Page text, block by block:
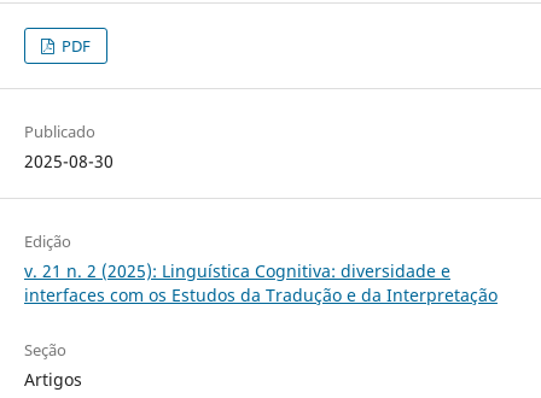
PDF
Publicado
2025-08-30
Edição
v. 21 n. 2 (2025): Linguística Cognitiva: diversidade e
interfaces com os Estudos da Tradução e da Interpretação
Seção
Artigos